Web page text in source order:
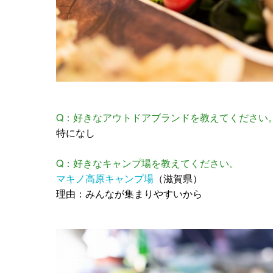
Q：好きなアウトドアブランドを教えてください
特になし
Q：好きなキャンプ場を教えてください。
マキノ高原キャンプ場 （滋賀県）
理由：みんなが集まりやすいから